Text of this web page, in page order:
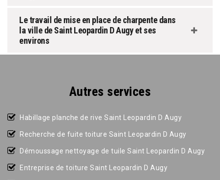
Le travail de mise en place de charpente dans
la ville de Saint Leopardin D Augy et ses
environs
Autres services
Habillage planche de rive Saint Leopardin D Augy
Recherche de fuite toiture Saint Leopardin D Augy
Démoussage nettoyage de tuile Saint Leopardin D Augy
Entreprise de toiture Saint Leopardin D Augy